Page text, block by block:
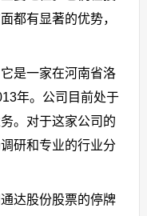
都有显著的优势，
是一家在河南省洛
年。公司目前处于
。对于这家公司的
研和专业的行业分
达股份股票的停牌